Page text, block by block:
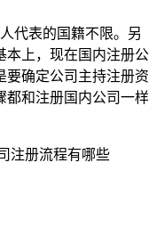
代表的国籍不限。另
本上，现在国内注册公
要确定公司主持注册资
都和注册国内公司一样